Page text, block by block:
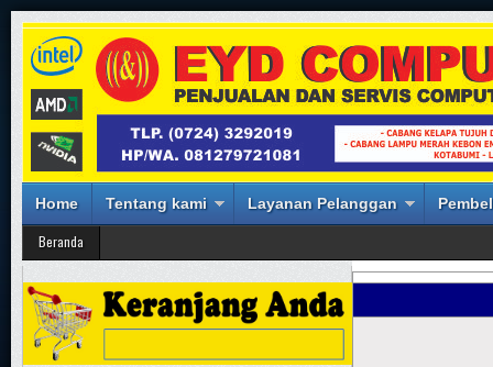
Home Tentang kami Layanan Pelanggan
Beranda